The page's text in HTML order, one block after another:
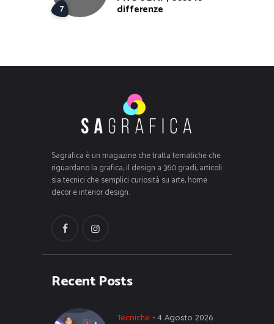
differenze
Sagrafica è un magazine che tratta tematiche che
riguardano la grafica, il design a 360 gradi, articoli
sia tecnici che semplici curiosità su arte, home
decor e interior design.
Recent Posts
Tecniche 4 Agosto 2026